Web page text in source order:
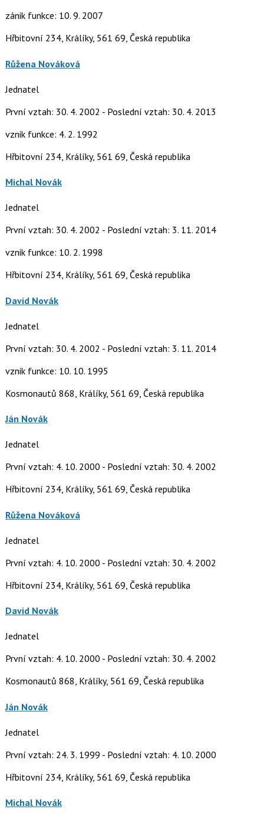
zánik funkce: 10. 9. 2007
Hřbitovní 234, Králíky, 561 69, Česká republika
Růžena Nováková
Jednatel
První vztah: 30. 4. 2002 - Poslední vztah: 30. 4. 2013
vznik funkce: 4. 2. 1992
Hřbitovní 234, Králíky, 561 69, Česká republika
Michal Novák
Jednatel
První vztah: 30. 4. 2002 - Poslední vztah: 3. 11. 2014
vznik funkce: 10. 2. 1998
Hřbitovní 234, Králíky, 561 69, Česká republika
David Novák
Jednatel
První vztah: 30. 4. 2002 - Poslední vztah: 3. 11. 2014
vznik funkce: 10. 10. 1995
Kosmonautů 868, Králíky, 561 69, Česká republika
Ján Novák
Jednatel
První vztah: 4. 10. 2000 - Poslední vztah: 30. 4. 2002
Hřbitovní 234, Králíky, 561 69, Česká republika
Růžena Nováková
Jednatel
První vztah: 4. 10. 2000 - Poslední vztah: 30. 4. 2002
Hřbitovní 234, Králíky, 561 69, Česká republika
David Novák
Jednatel
První vztah: 4. 10. 2000 - Poslední vztah: 30. 4. 2002
Kosmonautů 868, Králíky, 561 69, Česká republika
Ján Novák
Jednatel
První vztah: 24. 3. 1999 - Poslední vztah: 4. 10. 2000
Hřbitovní 234, Králíky, 561 69, Česká republika
Michal Novák